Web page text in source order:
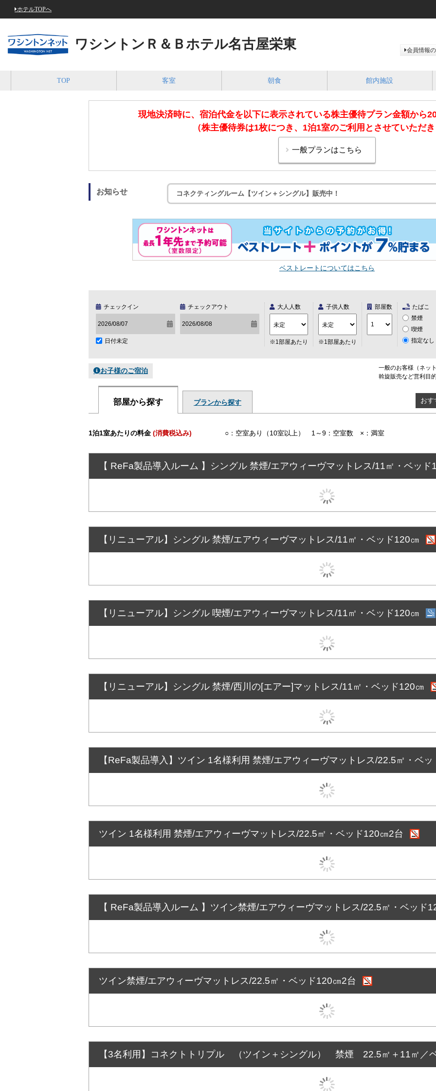
ホテルTOPへ
ワシントンＲ＆Ｂホテル名古屋栄東 会員情報
TOP 客室 朝食 館内施設
現地決済時に、宿泊代金を以下に表示されている株主優待プラン金額から
（株主優待券は1枚につき、1泊1室のご利用とさせていただ
お知らせ コネクティングルーム【ツイン＋シングル】販売中！
ベストレートについてはこちら
チェックイン チェックアウト
日付未定
大人人数
※1部屋あたり
子供人数
※1部屋あたり
部屋数
たばこ
禁煙
喫煙
指定なし
お子様のご宿泊
一般のお客様（ネッ
斡旋販売など営利目
部屋から探す プランから探す おす
1泊1室あたりの料金 (消費税込み) ○：空室あり（10室以上） 1～9：空室数 ×：満室
【 ReFa製品導入ルーム 】シングル 禁煙/エアウィーヴマットレス/11㎡・ベッ
【リニューアル】シングル 禁煙/エアウィーヴマットレス/11㎡・ベッド120㎝
【リニューアル】シングル 喫煙/エアウィーヴマットレス/11㎡・ベッド120㎝
【リニューアル】シングル 禁煙/西川の[エアー]マットレス/11㎡・ベッド120㎝
【ReFa製品導入】ツイン 1名様利用 禁煙/エアウィーヴマットレス/22.5㎡・ベ
ツイン 1名様利用 禁煙/エアウィーヴマットレス/22.5㎡・ベッド120㎝2台
【 ReFa製品導入ルーム 】ツイン禁煙/エアウィーヴマットレス/22.5㎡・ベッド
ツイン禁煙/エアウィーヴマットレス/22.5㎡・ベッド120㎝2台
【3名利用】コネクトトリプル （ツイン＋シングル） 禁煙 22.5㎡＋11㎡／